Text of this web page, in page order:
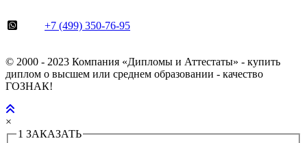
+7 (499) 350-76-95
© 2000 - 2023 Компания «Дипломы и Аттестаты» - купить
диплом о высшем или среднем образовании - качество
ГОЗНАК!
×
1 ЗАКАЗАТЬ